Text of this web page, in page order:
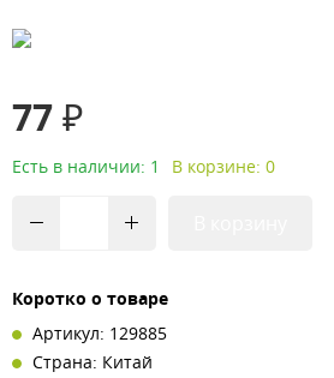
77 ₽
Есть в наличии: 1 В корзине: 0
Коротко о товаре
Артикул: 129885
Страна: Китай